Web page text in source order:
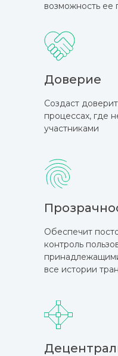
возможность ее
Доверие
Создаст
процессах, где
участниками
Обеспечит
контроль
все истории